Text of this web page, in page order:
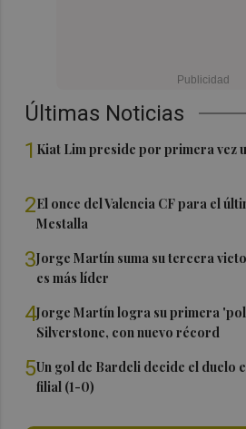
Últimas Noticias
1 Kiat Lim preside por primera vez
2El once del Valencia CF para el
Mestalla
3Jorge Martín suma su tercera
es más líder
4Jorge Martín logra su primera
Silverstone, con nuevo récord
5Un gol de Bardeli decide el duelo
filial (1-0)